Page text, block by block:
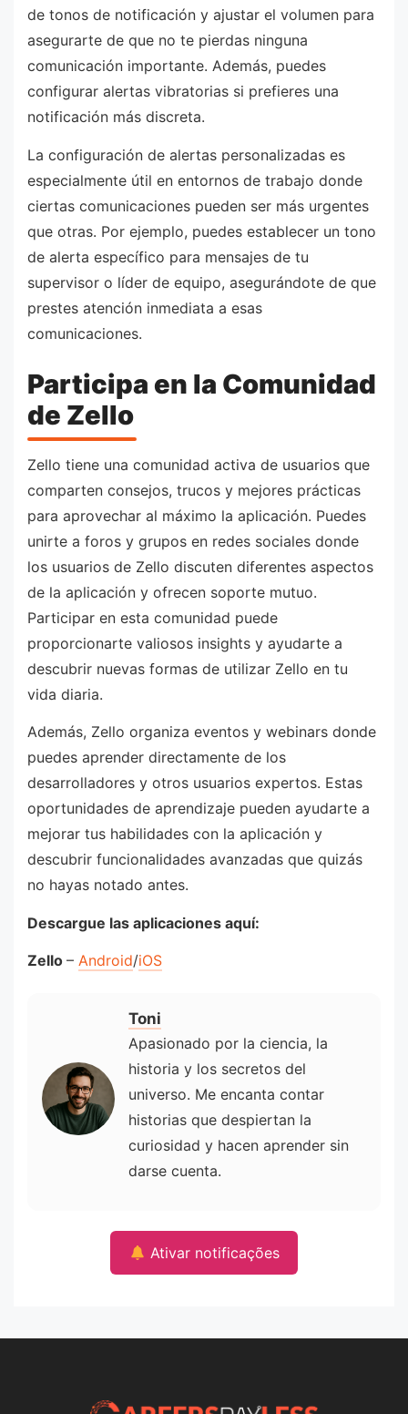
de tonos de notificación y ajustar el volumen para
asegurarte de que no te pierdas ninguna
comunicación importante. Además, puedes
configurar alertas vibratorias si prefieres una
notificación más discreta.
La configuración de alertas personalizadas es
especialmente útil en entornos de trabajo donde
ciertas comunicaciones pueden ser más urgentes
que otras. Por ejemplo, puedes establecer un tono
de alerta específico para mensajes de tu
supervisor o líder de equipo, asegurándote de que
prestes atención inmediata a esas
comunicaciones.
Participa en la Comunidad
de Zello
Zello tiene una comunidad activa de usuarios que
comparten consejos, trucos y mejores prácticas
para aprovechar al máximo la aplicación. Puedes
unirte a foros y grupos en redes sociales donde
los usuarios de Zello discuten diferentes aspectos
de la aplicación y ofrecen soporte mutuo.
Participar en esta comunidad puede
proporcionarte valiosos insights y ayudarte a
descubrir nuevas formas de utilizar Zello en tu
vida diaria.
Además, Zello organiza eventos y webinars donde
puedes aprender directamente de los
desarrolladores y otros usuarios expertos. Estas
oportunidades de aprendizaje pueden ayudarte a
mejorar tus habilidades con la aplicación y
descubrir funcionalidades avanzadas que quizás
no hayas notado antes.
Descargue las aplicaciones aquí:
Zello – Android/iOS
Toni
Apasionado por la ciencia, la
historia y los secretos del
universo. Me encanta contar
historias que despiertan la
curiosidad y hacen aprender sin
darse cuenta.
Ativar notificações